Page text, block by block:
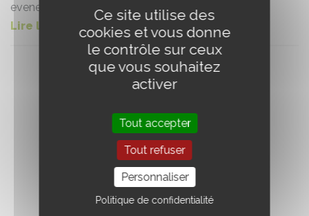
evenement élevage
Lire la suite
Ce site utilise des
cookies et vous donne
le contrôle sur ceux
que vous souhaitez
activer
Tout accepter
Tout refuser
Personnaliser
Politique de confidentialité